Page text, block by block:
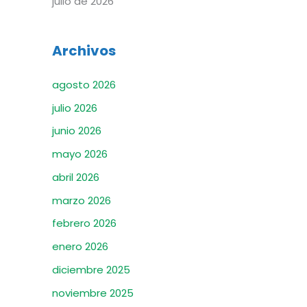
r
Archivos
agosto 2026
julio 2026
junio 2026
mayo 2026
abril 2026
marzo 2026
febrero 2026
enero 2026
diciembre 2025
noviembre 2025